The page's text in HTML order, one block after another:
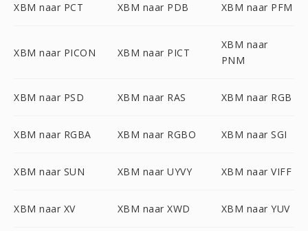
XBM naar PCT XBM naar PDB XBM naar PFM
XBM naar PICON XBM naar PICT
XBM naar
PNM
XBM naar PSD XBM naar RAS XBM naar RGB
XBM naar RGBA XBM naar RGBO XBM naar SGI
XBM naar SUN XBM naar UYVY XBM naar VIFF
XBM naar XV XBM naar XWD XBM naar YUV